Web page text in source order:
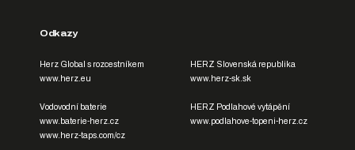
Odkazy
Herz Global s rozcestníkem
www.herz.eu
Vodovodní baterie
www.baterie-herz.cz
www.herz-taps.com/cz
HERZ Slovenská republika
www.herz-sk.sk
HERZ Podlahové vytápění
www.podlahove-topeni-herz.cz